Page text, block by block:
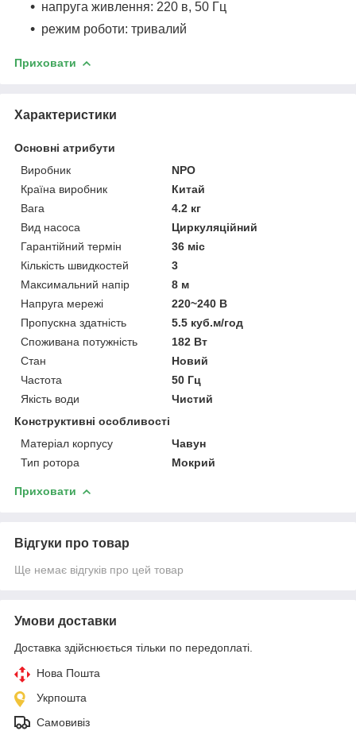
напруга живлення: 220 в, 50 Гц
режим роботи: тривалий
Приховати
Характеристики
Основні атрибути
Виробник
NPO
Країна виробник
Китай
Вага
4.2 кг
Вид насоса
Циркуляційний
Гарантійний термін
36 міс
Кількість швидкостей
3
Максимальний напір
8 м
Напруга мережі
220~240 В
Пропускна здатність
5.5 куб.м/год
Споживана потужність
182 Вт
Стан
Новий
Частота
50 Гц
Якість води
Чистий
Конструктивні особливості
Матеріал корпусу
Чавун
Тип ротора
Мокрий
Приховати
Відгуки про товар
Ще немає відгуків про цей товар
Умови доставки
Доставка здійснюється тільки по передоплаті.
Нова Пошта
Укрпошта
Самовивіз